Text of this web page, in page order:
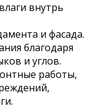
внутрь
и фасада.
благодаря
и углов.
работы,